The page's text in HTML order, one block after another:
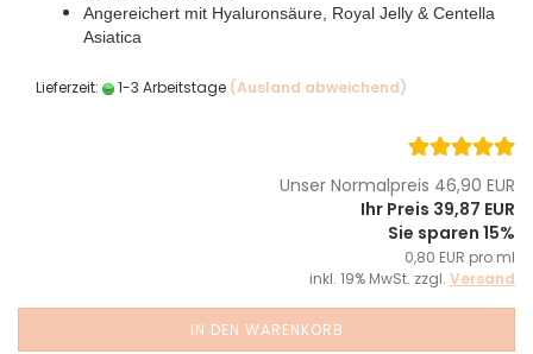
Angereichert mit Hyaluronsäure, Royal Jelly & Centella
Asiatica
Lieferzeit: 1-3 Arbeitstage (Ausland abweichend)
Unser Normalpreis 46,90 EUR
Ihr Preis 39,87 EUR
Sie sparen 15%
0,80 EUR pro ml
inkl. 19% MwSt. zzgl. Versand
IN DEN WARENKORB